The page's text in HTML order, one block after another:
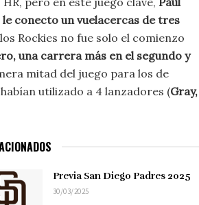
le conecto un vuelacercas de tres
Rockies no fue solo el comienzo
una carrera más en el segundo y
mitad del juego para los de
utilizado a 4 lanzadores (Gray,
Previa San Diego Padres 2025
30/03/2025